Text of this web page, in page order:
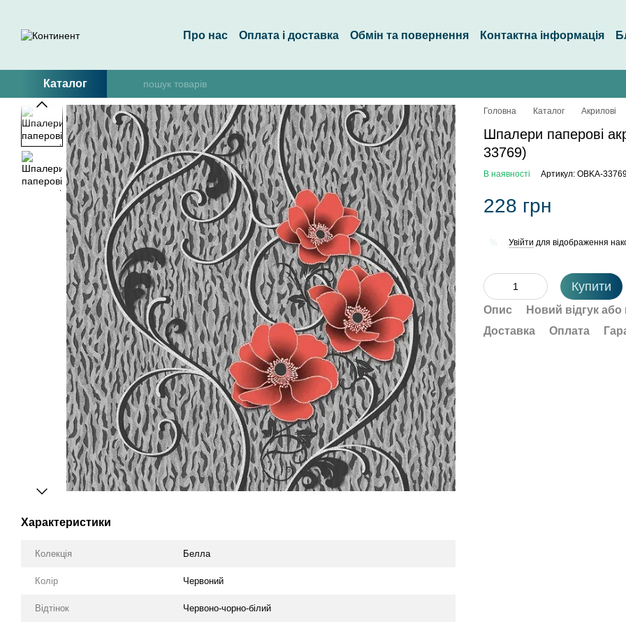
Про нас Оплата і доставка Обмін та повернення Контактна інформація
Каталог
Характеристики
Колекція Белла
Колір Червоний
Відтінок Червоно-чорно-білий
Головна Каталог Акрилові
Шпалери паперові
33769)
В наявності Артикул: OBKA-
228 грн
% Увійти для відображення
Купити
Опис
Новий відгук
Доставка
Оплата